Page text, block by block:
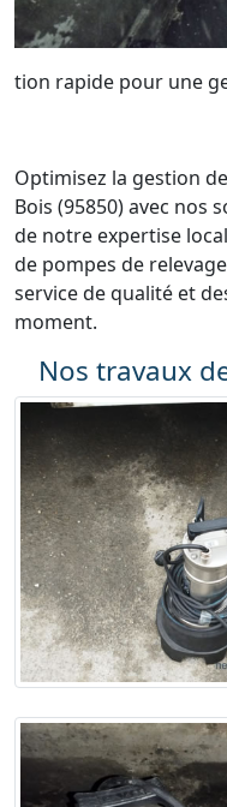
tion rapide pour une
Optimisez la gestion
Bois (95850) avec nos
de notre expertise
de pompes de
service de qualité et
moment.
Nos travaux